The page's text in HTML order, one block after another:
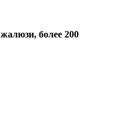
жалюзи, более 200